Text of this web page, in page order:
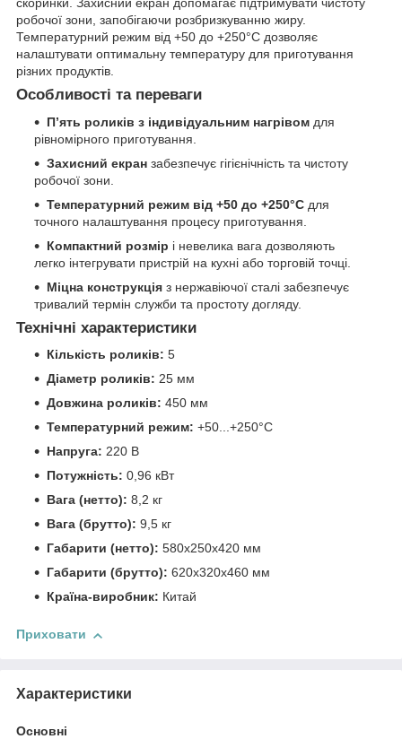
робочої зони, запобігаючи розбризкуванню жиру.
Температурний режим від +50 до +250°C дозволяє
налаштувати оптимальну температуру для приготування
різних продуктів.
Особливості та переваги
П’ять роликів з індивідуальним нагрівом для
рівномірного приготування.
Захисний екран забезпечує гігієнічність та чистоту
робочої зони.
Температурний режим від +50 до +250°C для
точного налаштування процесу приготування.
Компактний розмір і невелика вага дозволяють
легко інтегрувати пристрій на кухні або торговій точці.
Міцна конструкція з нержавіючої сталі забезпечує
тривалий термін служби та простоту догляду.
Технічні характеристики
Кількість роликів: 5
Діаметр роликів: 25 мм
Довжина роликів: 450 мм
Температурний режим: +50...+250°C
Напруга: 220 В
Потужність: 0,96 кВт
Вага (нетто): 8,2 кг
Вага (брутто): 9,5 кг
Габарити (нетто): 580x250x420 мм
Габарити (брутто): 620x320x460 мм
Країна-виробник: Китай
Приховати
Характеристики
Основні